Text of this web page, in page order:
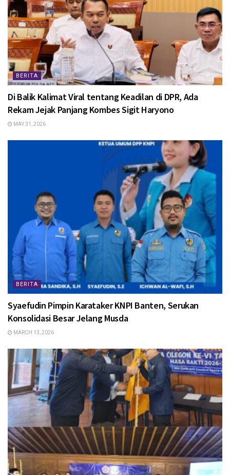
BERITA
Di Balik Kalimat Viral tentang Keadilan di DPR, Ada
Rekam Jejak Panjang Kombes Sigit Haryono
MAY 31, 2026
BERITA
Syaefudin Pimpin Karataker KNPI Banten, Serukan
Konsolidasi Besar Jelang Musda
MARCH 13, 2026